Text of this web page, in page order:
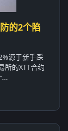
的2个陷
源于新手踩
所的XTT合约
...